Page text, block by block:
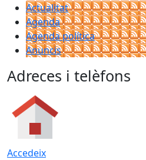
Actualitat
Agenda
Agenda política
Anuncis
Adreces i telèfons
Accedeix